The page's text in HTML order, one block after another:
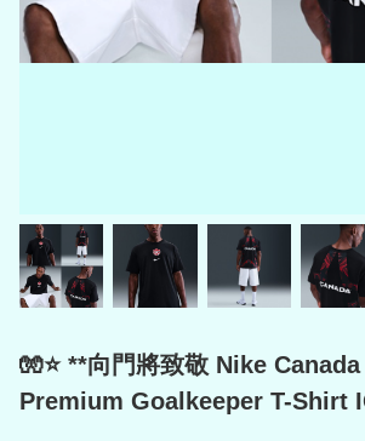
🧤⭐ **向門將致敬 Nike
Premium Goalkeeper T-Shirt